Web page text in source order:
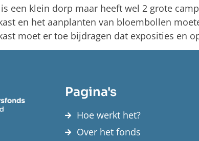
een klein dorp maar heeft wel 2 grote
en het aanplanten van bloembollen
moet er toe bijdragen dat exposities en
Pagina's
Hoe werkt het?
Over het fonds